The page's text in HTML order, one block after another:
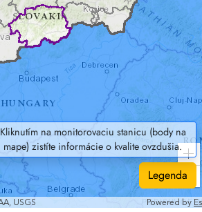
Legenda
Kliknutím na monitorovaciu stanicu (body na
mape) zistíte informácie o kvalite ovzdušia.